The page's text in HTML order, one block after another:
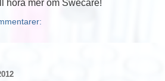
höra mer om Swecare!